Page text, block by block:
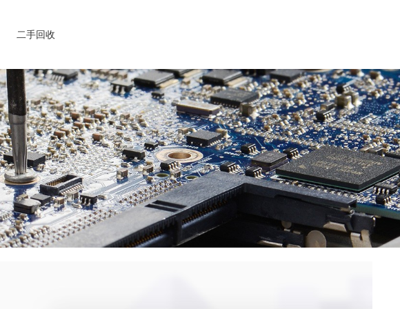
二手回收